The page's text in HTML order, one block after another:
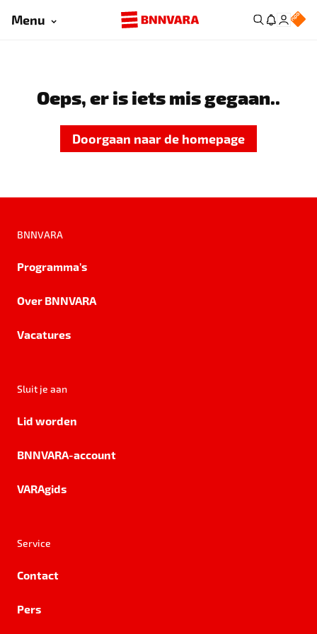
Menu
Oeps, er is iets mis gegaan..
Doorgaan naar de homepage
BNNVARA
Programma's
Over BNNVARA
Vacatures
Sluit je aan
Lid worden
BNNVARA-account
VARAgids
Service
Contact
Pers